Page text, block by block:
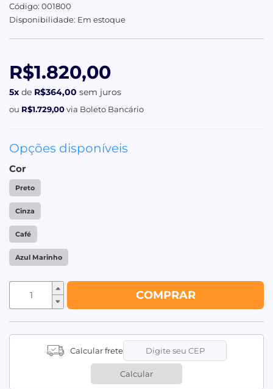
Código: 001800
Disponibilidade: Em estoque
R$1.820,00
5x de R$364,00 sem juros
ou R$1.729,00via Boleto Bancário
Opções disponíveis
Cor
Preto
Cinza
Café
Azul Marinho
COMPRAR
Calcular frete
Calcular